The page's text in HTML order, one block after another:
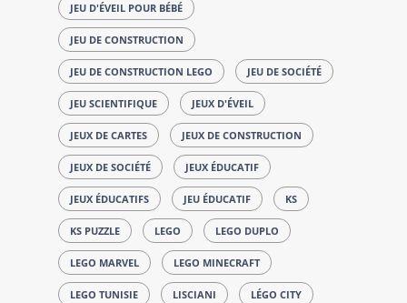
JEU D'ÉVEIL POUR BÉBÉ
JEU DE CONSTRUCTION
JEU DE CONSTRUCTION LEGO JEU DE SOCIÉTÉ
JEU SCIENTIFIQUE JEUX D'ÉVEIL
JEUX DE CARTES JEUX DE CONSTRUCTION
JEUX DE SOCIÉTÉ JEUX ÉDUCATIF
JEUX ÉDUCATIFS JEU ÉDUCATIF KS
KS PUZZLE LEGO LEGO DUPLO
LEGO MARVEL LEGO MINECRAFT
LEGO TUNISIE LISCIANI LÉGO CITY